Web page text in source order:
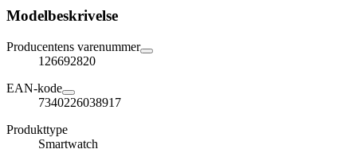
Modelbeskrivelse
Producentens varenummer
126692820
EAN-kode
7340226038917
Produkttype
Smartwatch